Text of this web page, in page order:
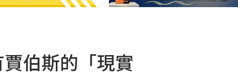
伯斯的「現實